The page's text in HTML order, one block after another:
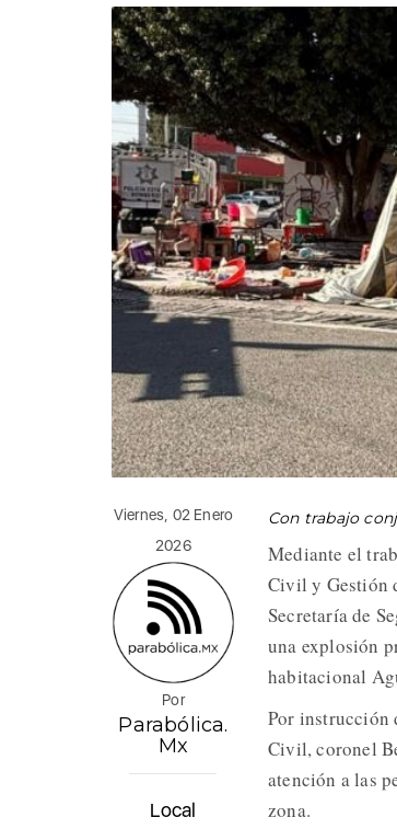
Viernes, 02 Enero
2026
Por
Parabólica.
Mx
Local
Con trabajo
Mediante el
Civil y Gestión
Secretaría de
una explosión
habitacional
Por instrucción
Civil, coronel
atención a las
zona.